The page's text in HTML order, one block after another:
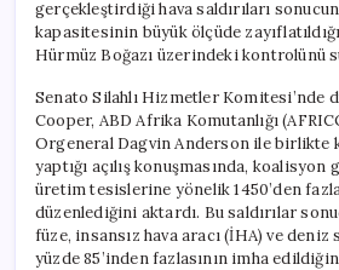
gerçekleştirdiği hava saldırıları
kapasitesinin büyük ölçüde
Hürmüz Boğazı üzerindeki kontrolünü
Senato Silahlı Hizmetler Komitesi’nde
Cooper, ABD Afrika Komutanlığı
Orgeneral Dagvin Anderson ile birlikte
yaptığı açılış konuşmasında, koalisyon
üretim tesislerine yönelik 1450’den fazla
düzenlediğini aktardı. Bu saldırılar
füze, insansız hava aracı (İHA) ve
yüzde 85’inden fazlasının imha